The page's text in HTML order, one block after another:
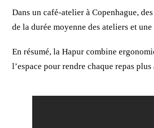
Dans un café-atelier à Copenhague,
de la durée moyenne des ateliers et
En résumé, la Hapur combine
l’espace pour rendre chaque repas plus